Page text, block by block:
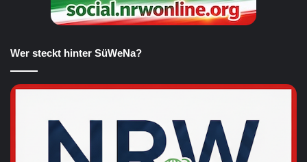
Wer steckt hinter SüWeNa?